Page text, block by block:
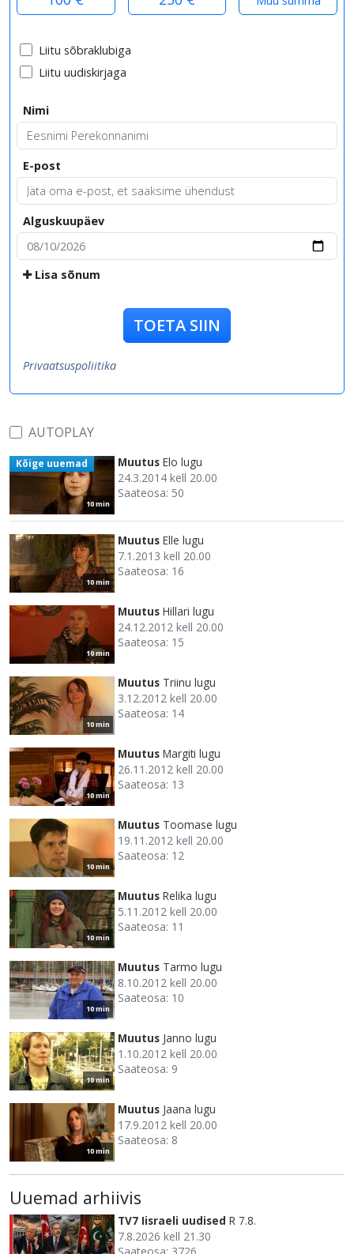
Liitu sõbraklubiga
Liitu uudiskirjaga
Nimi
E-post
Alguskuupäev
Lisa sõnum
TOETA SIIN
Privaatsuspoliitika
AUTOPLAY
10 min
Kõige uuemad Muutus Elo lugu
24.3.2014 kell 20.00
Saateosa: 50
10 min
Muutus Elle lugu
7.1.2013 kell 20.00
Saateosa: 16
10 min
Muutus Hillari lugu
24.12.2012 kell 20.00
Saateosa: 15
10 min
Muutus Triinu lugu
3.12.2012 kell 20.00
Saateosa: 14
10 min
Muutus Margiti lugu
26.11.2012 kell 20.00
Saateosa: 13
10 min
Muutus Toomase lugu
19.11.2012 kell 20.00
Saateosa: 12
10 min
Muutus Relika lugu
5.11.2012 kell 20.00
Saateosa: 11
10 min
Muutus Tarmo lugu
8.10.2012 kell 20.00
Saateosa: 10
10 min
Muutus Janno lugu
1.10.2012 kell 20.00
Saateosa: 9
10 min
Muutus Jaana lugu
17.9.2012 kell 20.00
Saateosa: 8
Uuemad arhiivis
TV7 Iisraeli uudised R 7.8.
7.8.2026 kell 21.30